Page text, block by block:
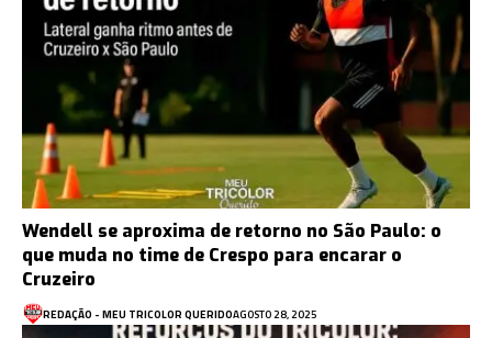
Wendell se aproxima de retorno no São Paulo: o
que muda no time de Crespo para encarar o
Cruzeiro
REDAÇÃO - MEU TRICOLOR QUERIDOAGOSTO 28, 2025